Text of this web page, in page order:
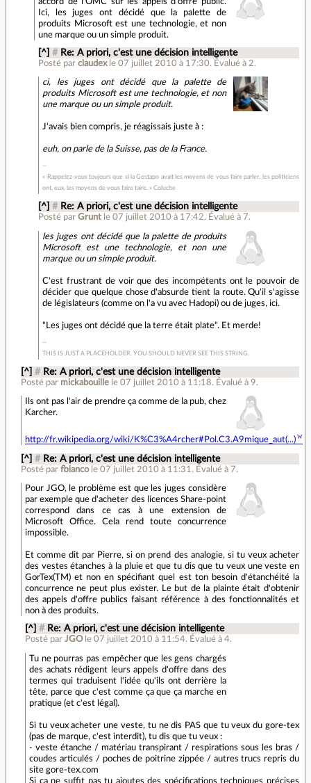
Ici, les juges ont décidé que la palette de
produits Microsoft est une technologie, et non
une marque ou un simple produit.
[^] # Re: A priori, c'est une décision intelligente
Posté parclaudex le 07 juillet 2010 à 17:30. Évalué à 2.
ci, les juges ont décidé que la palette de
produits Microsoft est une technologie, et non
une marque ou un simple produit.
J'avais bien compris, je réagissais juste à :
euh, on parle de la Suisse, pas de la France.
« Rappelez-vous toujours que si la Gestapo avait les moyens de vous faire parler, les politiciens
ont, eux, les moyens de vous faire taire. » Coluche
[^] # Re: A priori, c'est une décision intelligente
Posté parGrunt le 07 juillet 2010 à 17:42. Évalué à7.
les juges ont décidé que la palette de produits
Microsoft est une technologie, et non une
marque ou un simple produit.
C'est frustrant de voir que des incompétents ont le pouvoir de
décider que quelque chose d'absurde tient la route. Qu'il s'agisse
de législateurs (comme on l'a vu avec Hadopi) ou de juges, ici.
"Les juges ont décidé que la terre était plate". Et merde!
THIS IS JUST A PLACEHOLDER. YOU SHOULD NEVER SEE THIS STRING.
[^] # Re: A priori, c'est une décision intelligente
Posté par mickabouille le 07 juillet 2010 à 11:18. Évalué à 9.
Ils ont pas l'air de prendre ça comme de la pub, chez
Karcher.
http://fr.wikipedia.org/wiki/K%C3%A4rcher#Pol.C3.A9mique_aut(...)
[^] # Re: A priori, c'est une décision intelligente
Posté par fbianco le 07 juillet 2010 à 11:31 . Évalué à 7.
Pour JGO, le problème est que les juges considère
par exemple que d'acheter des licences Share-point
correspond dans ce cas à une extension de
Microsoft Office. Cela rend toute concurrence
impossible.
Et comme dit par Pierre, si on prend des analogie, si tu veux acheter
des vestes étanches à la pluie et que tu dis que tu veux une veste en
GorTex(TM) et non en spécifiant quel est ton besoin d'étanchéité la
concurrence ne peut plus exister. Le but de la plainte était d'obtenir
des appels d'offre publics faisant référence à des fonctionnalités et
non à des produits.
[^] # Re: A priori, c'est une décision intelligente
Posté parJGO le 07 juillet 2010 à 11:54. Évalué à4.
Tu ne pourras pas empêcher que les gens chargés
des achats rédigent leurs appels d'offre dans des
termes qui traduisent l'idée qu'ils ont derrière la
tête, parce que c'est comme ça que ça marche en
pratique (et c'est légal).
Si tu veux acheter une veste, tu ne dis PAS que tu veux du gore-tex
(pas de marque, c'est interdit), tu dis que tu veux :
- veste étanche / matériau transpirant / respirations sous les bras /
coudes articulés / poches de poitrine zippée / autres trucs repris du
site gore-tex.com
Si ça ne suffit pas tu ajoutes des spécifications techniques précises